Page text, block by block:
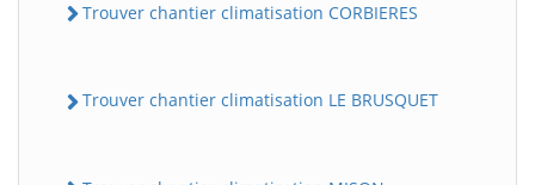
Trouver chantier climatisation CORBIERES
Trouver chantier climatisation LE BRUSQUET